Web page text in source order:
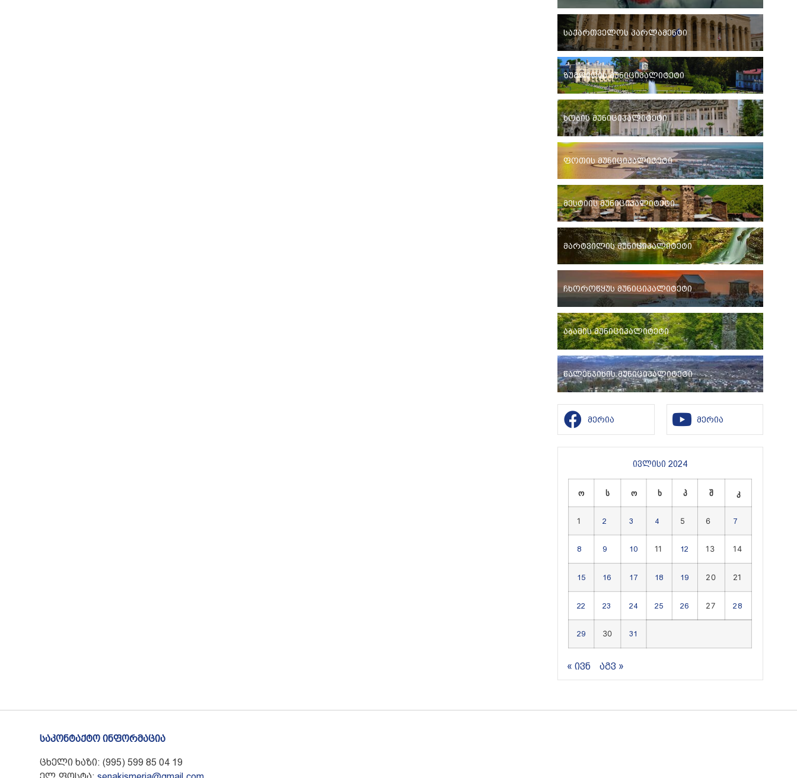
საქართველოს პარლამენტი
ზუგდიდის მუნიციპალიტეტი
ხობის მუნიციპალიტეტი
ფოთის მუნიციპალიტეტი
მესტიის მუნიციპალიტეტი
მარტვილის მუნიციპალიტეტი
ჩხოროწყუს მუნიციპალიტეტი
აბაშის მუნიციპალიტეტი
წალენჯიხის მუნიციპალიტეტი
მერია მერია
ივლისი 2024
ო ს ო ხ პ შ კ
1 2 3 4 5 6 7
8 9 10 11 12 13 14
15 16 17 18 19 20 21
22 23 24 25 26 27 28
29 30 31
« ივნ აგვ »
საკონტაქტო ინფორმაცია
ცხელი ხაზი: (995) 599 85 04 19